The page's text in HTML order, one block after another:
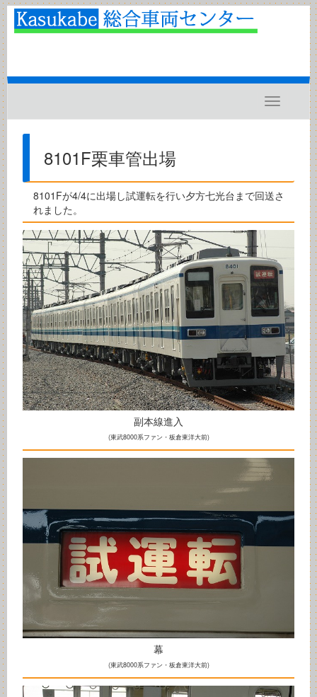
Toggle
navigation
8101F栗車管出場
8101Fが4/4に出場し試運転を行い夕方七光台まで回送さ
れました。
副本線進入
(東武8000系ファン・板倉東洋大前)
幕
(東武8000系ファン・板倉東洋大前)